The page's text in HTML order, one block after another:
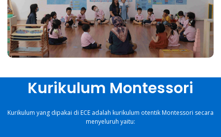
Kurikulum Montessori
Kurikulum yang dipakai di ECE adalah kurikulum otentik Montessori secara
menyeluruh yaitu: